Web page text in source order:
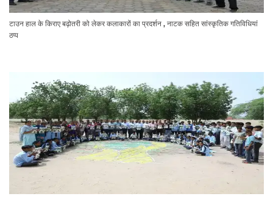
टाउन हाल के किराए बढ़ोतरी को लेकर कलाकारों का प्रदर्शन , नाटक सहित सांस्कृतिक गतिविधियां
ठप्प